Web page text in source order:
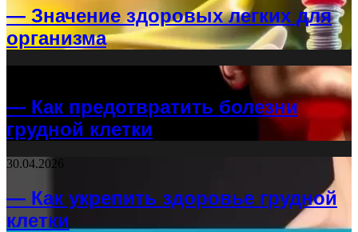
— Значение здоровых легких для
организма
— Как предотвратить болезни
грудной клетки
30.04.2026
— Как укрепить здоровье грудной
клетки